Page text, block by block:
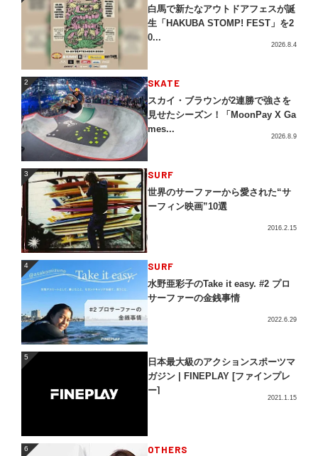
白馬で新たなアウトドアフェスが誕
生「HAKUBA STOMP! FEST」を2
0...
2026.8.4
2 SKATE
スカイ・ブラウンが2連勝で強さを
見せたシーズン！「MoonPay X Ga
mes...
2026.8.9
3 SURF
世界のサーファーから愛された“サ
ーフィン映画”10選
2016.2.15
4 SURF
水野亜彩子のTake it easy. #2 プロ
サーファーの金銭事情
2022.6.29
5
日本最大級のアクションスポーツマ
ガジン | FINEPLAY [ファインプレ
ー]
2021.1.15
6 OTHERS